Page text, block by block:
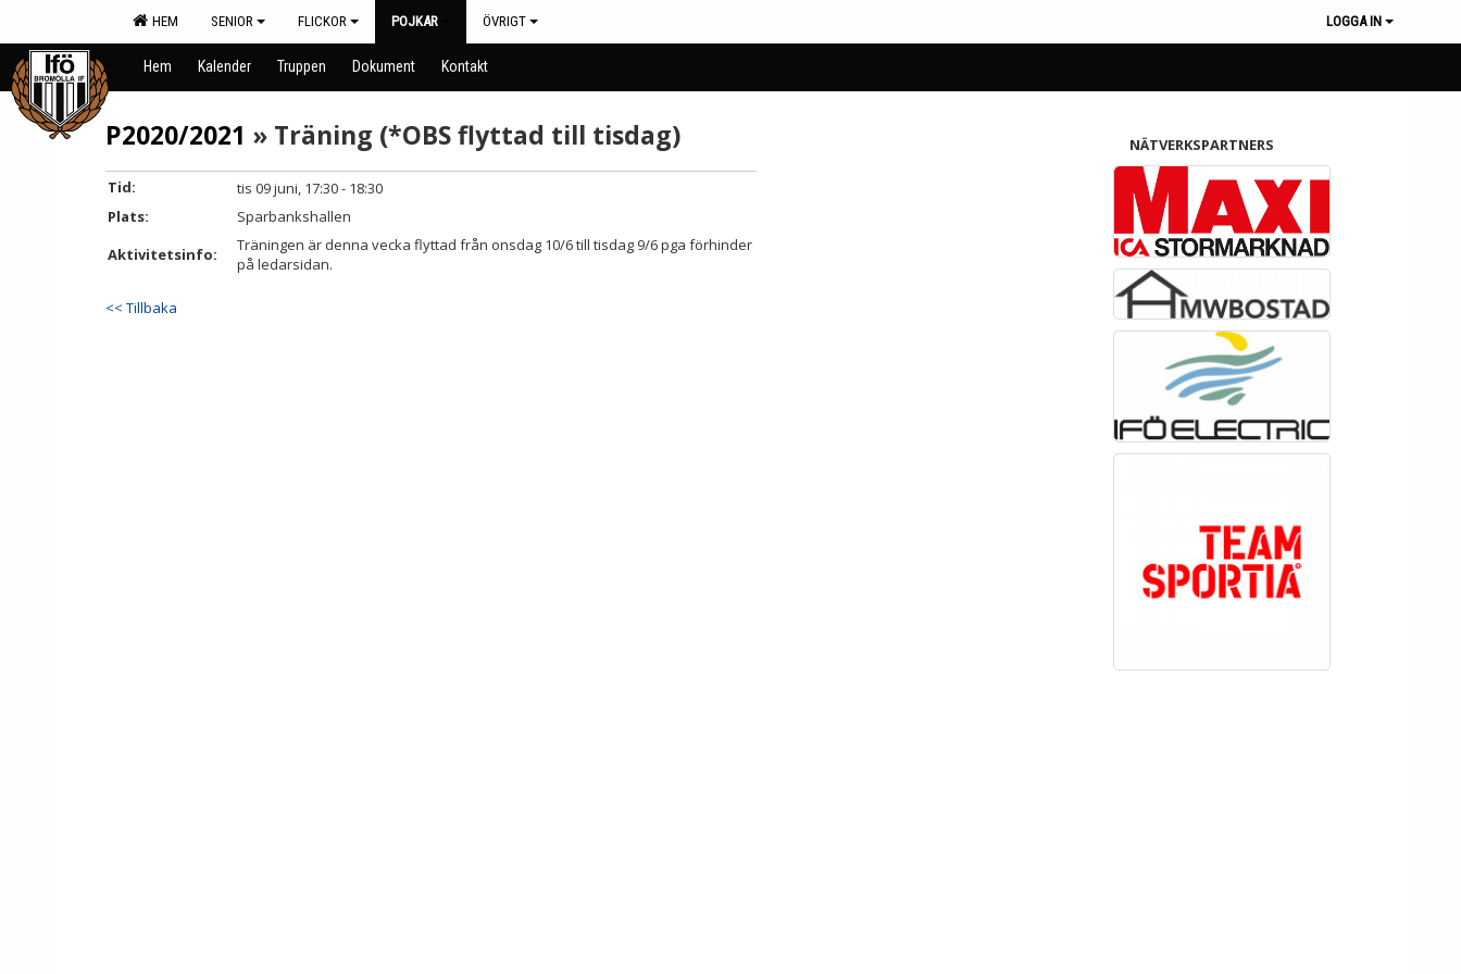
HEM SENIOR FLICKOR POJKAR ÖVRIGT LOGGA IN
Hem Kalender Truppen Dokument Kontakt
P2020/2021 » Träning (*OBS flyttad till tisdag)
Tid:
tis 09 juni, 17:30 - 18:30
Plats:
Sparbankshallen
Aktivitetsinfo:
Träningen är denna vecka flyttad från onsdag 10/6 till tisdag 9/6 pga förhinder
på ledarsidan.
<< Tillbaka
NÄTVERKSPARTNERS